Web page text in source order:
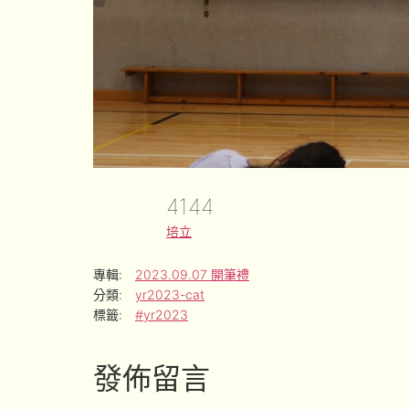
4144
培立
專輯:
2023.09.07 開筆禮
分類:
yr2023-cat
標籤:
#yr2023
發佈留言